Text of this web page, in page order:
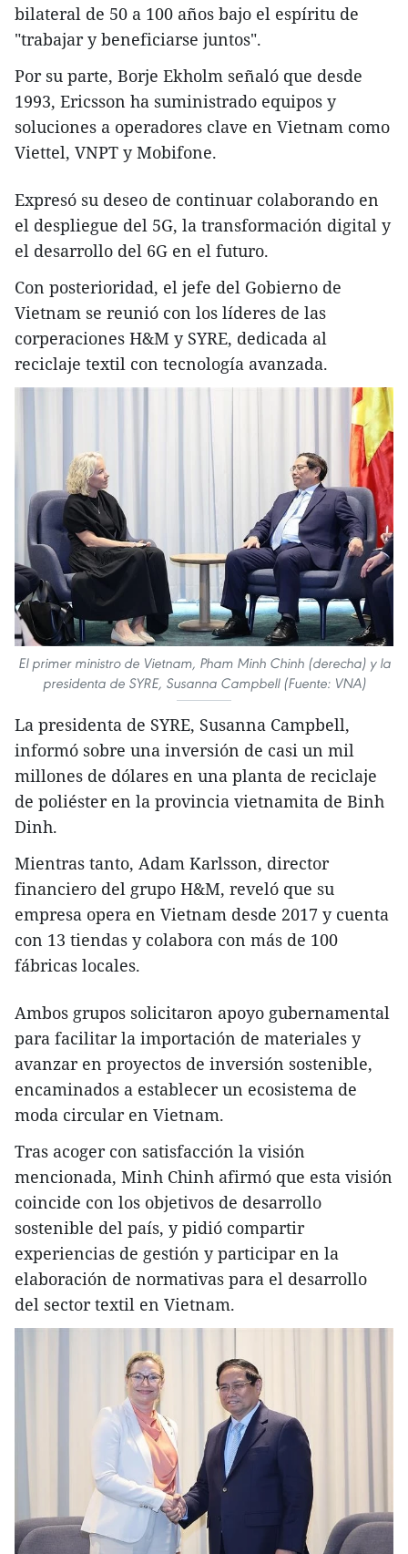
bilateral de 50 a 100 años bajo el espíritu de
"trabajar y beneficiarse juntos".
Por su parte, Borje Ekholm señaló que desde
1993, Ericsson ha suministrado equipos y
soluciones a operadores clave en Vietnam como
Viettel, VNPT y Mobifone.
Expresó su deseo de continuar colaborando en
el despliegue del 5G, la transformación digital y
el desarrollo del 6G en el futuro.
Con posterioridad, el jefe del Gobierno de
Vietnam se reunió con los líderes de las
corperaciones H&M y SYRE, dedicada al
reciclaje textil con tecnología avanzada.
El primer ministro de Vietnam, Pham Minh Chinh (derecha) y la
presidenta de SYRE, Susanna Campbell (Fuente: VNA)
La presidenta de SYRE, Susanna Campbell,
informó sobre una inversión de casi un mil
millones de dólares en una planta de reciclaje
de poliéster en la provincia vietnamita de Binh
Dinh.
Mientras tanto, Adam Karlsson, director
financiero del grupo H&M, reveló que su
empresa opera en Vietnam desde 2017 y cuenta
con 13 tiendas y colabora con más de 100
fábricas locales.
Ambos grupos solicitaron apoyo gubernamental
para facilitar la importación de materiales y
avanzar en proyectos de inversión sostenible,
encaminados a establecer un ecosistema de
moda circular en Vietnam.
Tras acoger con satisfacción la visión
mencionada, Minh Chinh afirmó que esta visión
coincide con los objetivos de desarrollo
sostenible del país, y pidió compartir
experiencias de gestión y participar en la
elaboración de normativas para el desarrollo
del sector textil en Vietnam.